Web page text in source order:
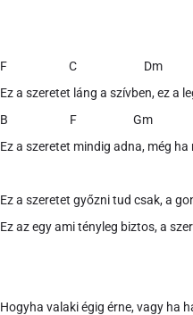
F C Dm
Ez a szeretet láng a szívben, ez a
B F Gm
Ez a szeretet mindig adna, még
Ez a szeretet győzni tud csak, a
Ez az egy ami tényleg biztos, a
Hogyha valaki égig érne, vagy ha